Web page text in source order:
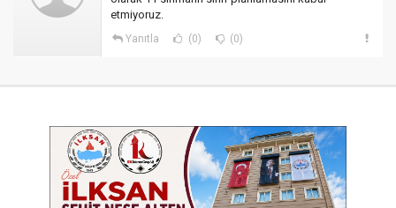
etmiyoruz.
Yanıtla (0) (0)